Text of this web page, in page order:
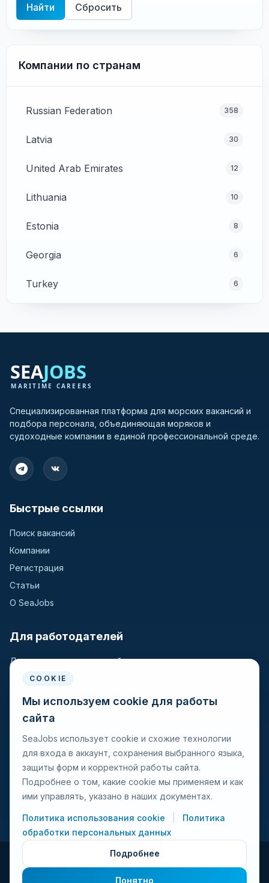
Найти Сбросить
Компании по странам
Russian Federation 358
Latvia 30
United Arab Emirates 12
Lithuania 10
Estonia 8
Georgia 6
Turkey 6
Greece
India
Bulgaria
Switzerland
Bangladesh
Croatia
Finland
Hungary 1
Kazakhstan
Moldova, Republic of
Montenegro
Netherlands
Norway
Специализированная платформа для морских вакансий и
подбора персонала, объединяющая моряков и
судоходные компании в единой профессиональной среде.
Быстрые ссылки
Поиск вакансий
Компании
Регистрация
Статьи
О SeaJobs
Для работодателей
Для крюинговых компаний
Разместить вакансию
Поиск кандидатов
Для моряков
Поиск вакансий
Просмотр компаний
© 2026 Seajobs.ru Все права защищены.
COOKIE
Мы используем cookie для работы
сайта
SeaJobs использует cookie и схожие технологии
для входа в аккаунт, сохранения выбранного языка,
защиты форм и корректной работы сайта.
Подробнее о том, какие cookie мы применяем и как
ими управлять, указано в наших документах.
Политика использования cookie
Политика
обработки персональных данных
Подробнее
Понятно